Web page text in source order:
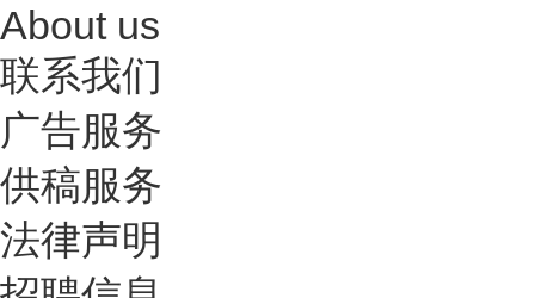
About us
联系我们
广告服务
供稿服务
法律声明